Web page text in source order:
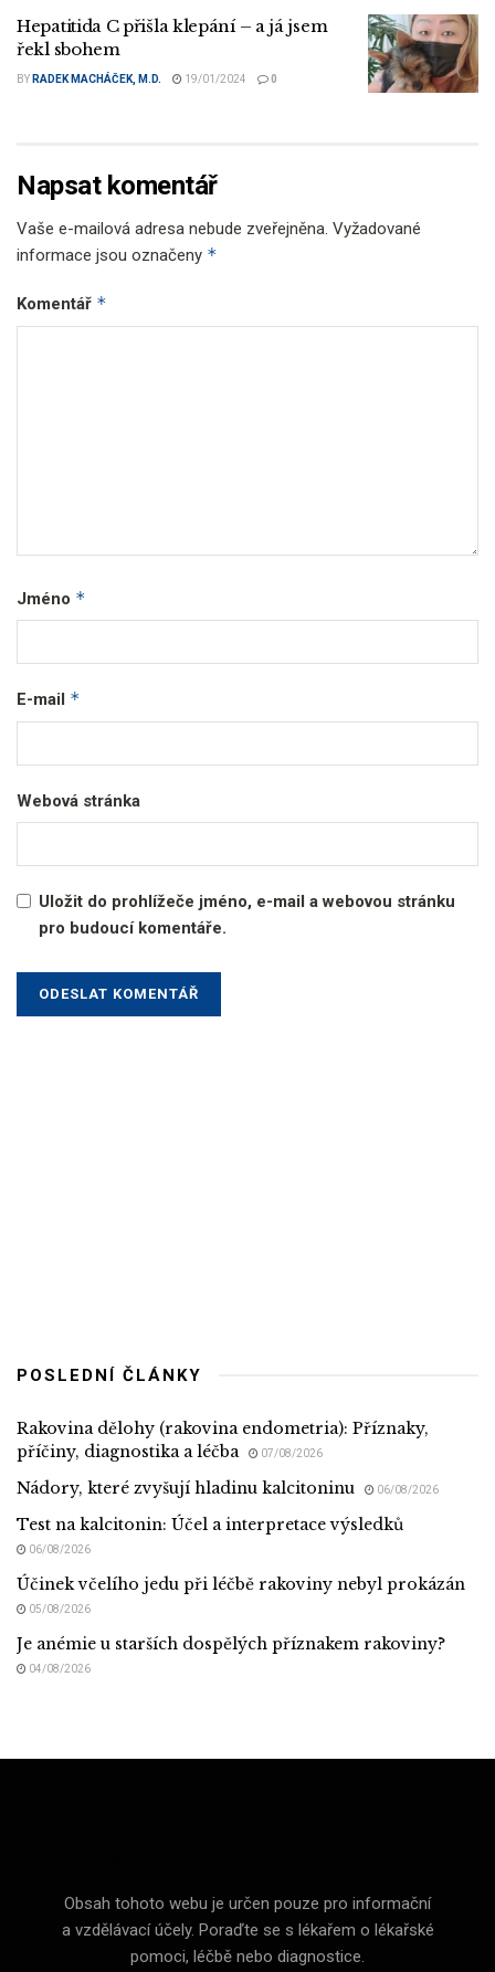
Hepatitida C přišla klepání – a já jsem
řekl sbohem
BY RADEK MACHÁČEK, M.D. 19/01/2024 0
Napsat komentář
Vaše e-mailová adresa nebude zveřejněna. Vyžadované
informace jsou označeny *
Komentář *
Jméno *
E-mail *
Webová stránka
Uložit do prohlížeče jméno, e-mail a webovou stránku
pro budoucí komentáře.
POSLEDNÍ ČLÁNKY
Rakovina dělohy (rakovina endometria): Příznaky,
příčiny, diagnostika a léčba
07/08/2026
Nádory, které zvyšují hladinu kalcitoninu 06/08/2026
Test na kalcitonin: Účel a interpretace výsledků
06/08/2026
Účinek včelího jedu při léčbě rakoviny nebyl prokázán
05/08/2026
Je anémie u starších dospělých příznakem rakoviny?
04/08/2026
Obsah tohoto webu je určen pouze pro informační
a vzdělávací účely. Poraďte se s lékařem o lékařské
pomoci, léčbě nebo diagnostice.